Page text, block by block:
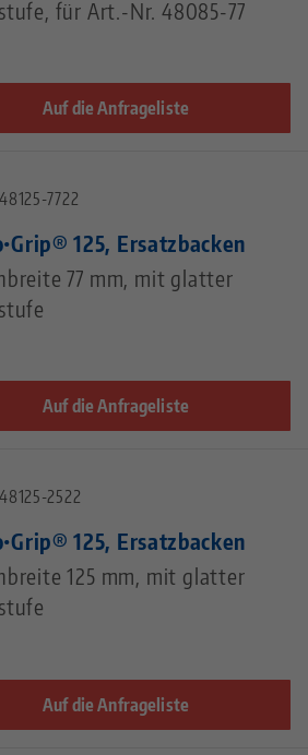
für Art.-Nr. 48085-77
Auf die Anfrageliste
7722
125, Ersatzbacken
77 mm, mit glatter
Auf die Anfrageliste
2522
125, Ersatzbacken
125 mm, mit glatter
Auf die Anfrageliste